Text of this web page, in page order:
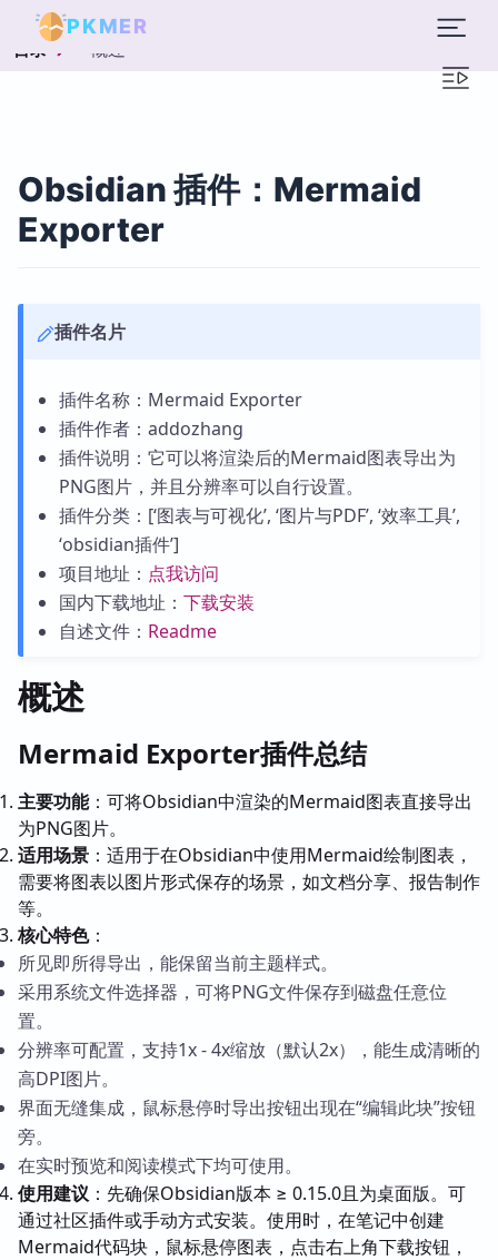
PKMER
目录 概述
Obsidian 插件：Mermaid
Exporter
插件名片
插件名称：Mermaid Exporter
插件作者：addozhang
插件说明：它可以将渲染后的Mermaid图表导出为
PNG图片，并且分辨率可以自行设置。
插件分类：[‘图表与可视化’, ‘图片与PDF’, ‘效率工具’,
‘obsidian插件’]
项目地址： 点我访问
国内下载地址： 下载安装
自述文件： Readme
概述
Mermaid Exporter插件总结
主要功能：可将Obsidian中渲染的Mermaid图表直接导出
为PNG图片。
适用场景 ：适用于在Obsidian中使用Mermaid绘制图表，
需要将图表以图片形式保存的场景，如文档分享、报告制作
等。
核心特色：
所见即所得导出，能保留当前主题样式。
采用系统文件选择器，可将PNG文件保存到磁盘任意位
置。
分辨率可配置，支持1x - 4x缩放（默认2x），能生成清晰的
高DPI图片。
界面无缝集成，鼠标悬停时导出按钮出现在“编辑此块”按钮
旁。
在实时预览和阅读模式下均可使用。
使用建议 ：先确保Obsidian版本 ≥ 0.15.0且为桌面版。可
通过社区插件或手动方式安装。使用时，在笔记中创建
Mermaid代码块，鼠标悬停图表，点击右上角下载按钮，